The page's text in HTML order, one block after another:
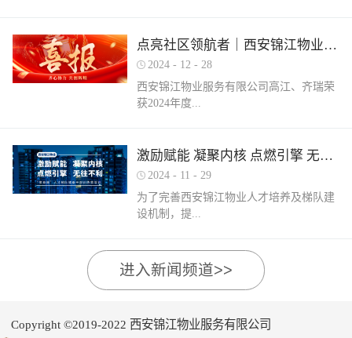
梦长安 精技赋能未来”，全面夯实行业人
才基础。参赛环节西安锦江物业作为西安
织并参与协会各项赛事，均取得傲人的成
绩。今年为了锻炼队伍，搭建更广阔的成
下的重要知识点串讲和一轮轮的复习备
考，比赛中，选手们沉着冷静，基本发挥
出了各自领域应有的实力。最终，三个工
种共计取得了二等奖1名，三等奖3名，优
的问题及知识盲区，公司人力行政部及品
质部快速反应，第一时间组织各工种开展
内部专项培训，进行系统化的梳理和总
经验和答题技巧进行转化分享，对标竞赛
中要通风、散热，防止温度过高引发火
灾。空调、电风扇等电器设备不宜长时间
使用，离人时应及时关闭电源。电动车应
在室外专用充电桩充电，不得在室内、走
充电，切勿长时间充电，勿飞线充电。汽
车内严禁放置打火机、罐装喷剂、香水、
移动电源等易燃易爆物品，定期检测更换
车载灭火器，定期对车辆维护保养。不要
躺在床上、沙发上吸烟，烟头要及时放到
可燃物品。 使用电蚊香时应注意用电安
全，用完及时断开电源，防止因长期通电
“干烧”引发火灾。在发热的电蚊拍附近不
露水后不要立即靠近明火、也不要在高温
物业管理行业协会组织召开的第三届会员
（代表）大会第四次全体会议暨物业高质
员单位及“安居物业杯”西安市物业管理行
业职业技能竞赛优秀个人及优秀组织单位
获“全市技能竞赛优秀组织奖”西安锦江物
业曹林、张小刚、郭小龙荣获技能竞赛“一
等奖”西安锦江物业张国刚、谷展荣获技能
竞赛“二等奖”西安锦江物业惠张瑜、张盼
兵、潘保民、毛亚、李强、贺鑫磊、李国
刚、岳程妮等人分别荣获技能竞赛“优秀
奖”。在这个追求卓越服务的时代，西安锦
升整个团队的专业水平和服务质量，西安
点亮社区领航者｜西安锦江物业高江、齐瑞获得“优秀项目经理”荣誉称号
2024 - 12 - 28
西安锦江物业服务有限公司高江、齐瑞荣
获2024年度...
陕西省物业管理协会“优秀项目经理”称
号。岁末回首，总结成绩，表彰优秀，
会召开盛会，表彰这一年在物业管理行业
的广阔舞台上绽放出熠熠光辉的精英
1A期 项目经理 齐瑞高江、齐瑞是西安锦
江物业诸多优秀项目经理的缩影，他们代
表着西安锦江物业团结奋进、诚信奉献、
奖是荣誉也是动力，西安锦江物业将以他
们作为榜样领航，激励全体员工砥砺奋
激励赋能 凝聚内核 点燃引擎 无往不利
2024 - 11 - 29
为了完善西安锦江物业人才培养及梯队建
设机制，提...
高物业服务水平和服务质量，有目的、有
计划的进行人才储备及培育，大力培养核
江物业组织开展以“激励赋能 凝聚内核 点
进入新闻频道>>
Copyright ©2019-2022 西安锦江物业服务有限公司